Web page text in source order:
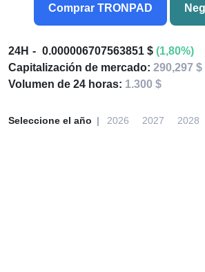
Comprar TRONPAD
24H 0.000006707563851 $ (1,80%)
Capitalización de mercado: 290,297 $
Volumen de 24 horas: 1.300 $
Seleccione el año 2026 2027 2028